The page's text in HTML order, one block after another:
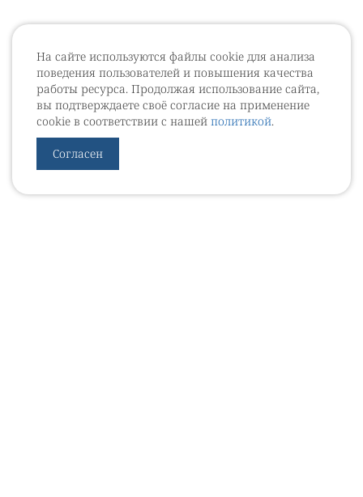
На сайте используются файлы cookie для анализа
поведения пользователей и повышения качества
работы ресурса. Продолжая использование сайта,
вы подтверждаете своё согласие на применение
cookie в соответствии с нашей политикой.
Согласен